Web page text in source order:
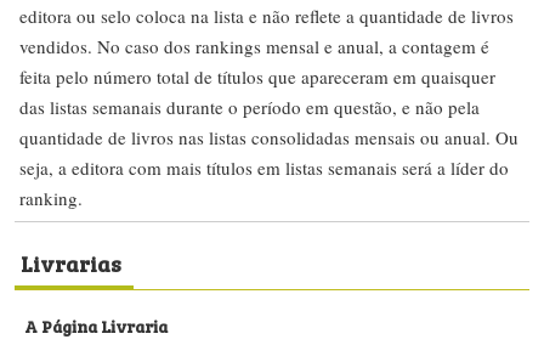
editora ou selo coloca na lista e não reflete a quantidade de livros
vendidos. No caso dos rankings mensal e anual, a contagem é
feita pelo número total de títulos que apareceram em quaisquer
das listas semanais durante o período em questão, e não pela
quantidade de livros nas listas consolidadas mensais ou anual. Ou
seja, a editora com mais títulos em listas semanais será a líder do
ranking.
Livrarias
A Página Livraria